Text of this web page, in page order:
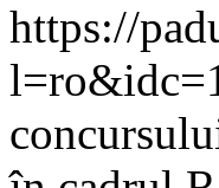
https://